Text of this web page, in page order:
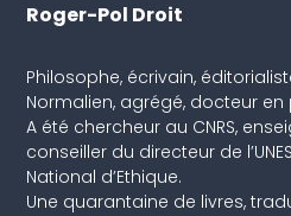
Roger-Pol Droit
Philosophe, écrivain,
Normalien, agrégé, docteur
A été chercheur au CNRS,
conseiller du directeur de
National d’Ethique.
Une quarantaine de livres,